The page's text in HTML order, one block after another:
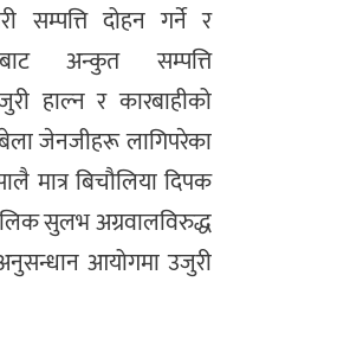
सम्पत्ति दोहन गर्ने र
अन्कुत सम्पत्ति
हाल्न र कारबाहीको
जेनजीहरू लागिपरेका
मात्र बिचौलिया दिपक
सुलभ अग्रवालविरुद्ध
आयोगमा उजुरी